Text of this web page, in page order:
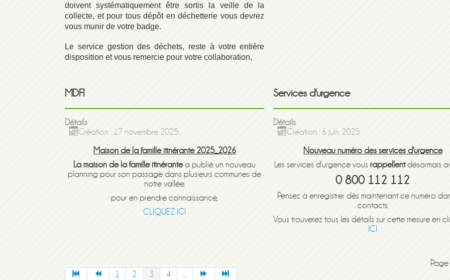
doivent systématiquement être sortis la veille de la
collecte, et pour tous dépôt en déchetterie vous devrez
vous munir de votre badge.
Le service gestion des déchets, reste à votre entière
disposition et vous remercie pour votre collaboration,
MDFI
Détails
Création : 17 novembre 2025
Maison de la famille itinérante 2025_2026
La maison de la famille itinérantea publié un nouveau
planning pour son passage dans plusieurs communes de
notre vallée.
pour en prendre connaissance,
CLIQUEZ ICI
Services d'urgence
Détails
Création : 6 juin 2025
Nouveau numéro des services d'urgence
Les services d'urgence vous rappellentdésormais
0 800 112 112
Pensez à enregistrer dès maintenant ce numéro
contacts.
Vous trouverez tous les détails sur cette mesure en
ICI
Page
1
2 3 4 ...